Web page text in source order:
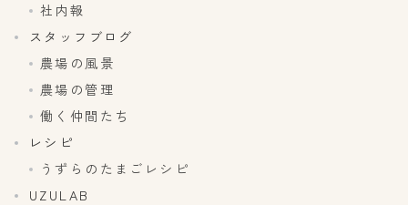
社内報
スタッフブログ
農場の風景
農場の管理
働く仲間たち
レシピ
うずらのたまごレシピ
UZULAB